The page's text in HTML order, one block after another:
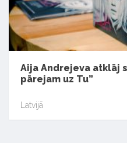
Aija Andrejeva atklāj
pārejam uz Tu”
Latvijā